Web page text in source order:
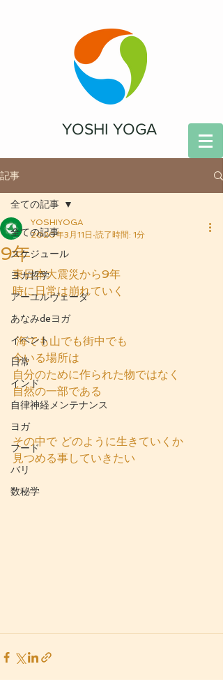
YOSHI YOGA
記事
全ての記事
スケジュール
ヨガ哲学
アーユルヴェーダ
あなみdeヨガ
イベント
日常
インド
自律神経メンテナンス
ヨガ
フード
バリ
数秘学
全ての記事
9年
YOSHIYOGA
2020年3月11日 読了時間: 1分
東日本大震災から9年
時に日常は崩れていく
海でも山でも街中でも
今いる場所は
自分のために作られた物ではなく
自然の一部である
その中で どのように生きていくか
見つめる事していきたい